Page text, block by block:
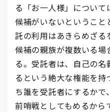
る「お一人様」につい
候補がいないというこ
託の利用はあきらめざ
候補の親族が複数いる
る。受託者は、自己の
るという絶大な権能を
ち誰を受託者にするか
前哨戦としてもめるから